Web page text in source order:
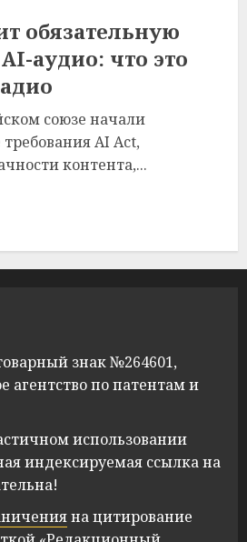
обязательную
аудио: что это
союзе начали
AI Act,
контента,...
знак №264601,
агентство по патентам и
использовании
индексируемая ссылка на
на цитирование